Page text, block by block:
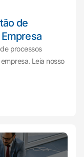
de
processos
Leia nosso